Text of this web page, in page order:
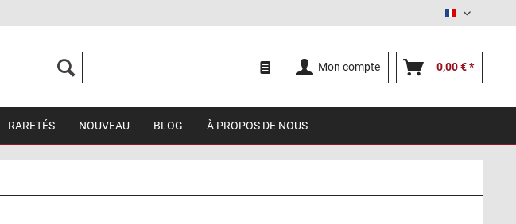
Français
Mon compte 0,00 € *
RARETÉS NOUVEAU BLOG À PROPOS DE NOUS